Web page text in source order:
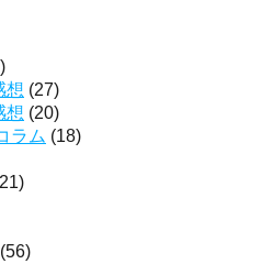
想 (27)
想 (20)
ラム (18)
(56)